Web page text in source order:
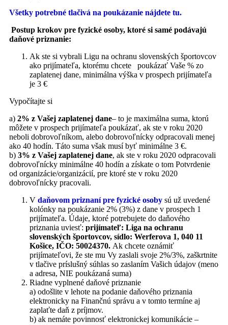
Všetky potrebné tlačivá na poukázanie nájdete tu.
Postup krokov pre fyzické osoby, ktoré si samé podávajú
daňové priznanie:
Ak ste si vybrali Ligu na ochranu slovenských športovcov
ako prijímateľa, ktorému chcete poukázať Vaše % zo
zaplatenej dane, minimálna výška v prospech prijímateľa
je 3 €
Vypočítajte si
a) 2% z Vašej zaplatenej dane– to je maximálna suma, ktorú
môžete v prospech prijímateľa poukázať, ak ste v roku 2020
neboli dobrovoľníkom, alebo dobrovoľnícky odpracovali menej
ako 40 hodín. Táto suma však musí byť minimálne 3 €.
b) 3% z Vašej zaplatenej dane, ak ste v roku 2020 odpracovali
dobrovoľnícky minimálne 40 hodín a získate o tom Potvrdenie
od organizácie/organizácií, pre ktoré ste v roku 2020
dobrovoľnícky pracovali.
V daňovom priznaní pre fyzické osoby sú už uvedené
kolónky na poukázanie 2% (3%) z dane v prospech 1
prijímateľa. Údaje, ktoré potrebujete do daňového
priznania uviesť: prijímateľ: Liga na ochranu
slovenských športovcov, sídlo: Werferova 1, 040 11
Košice, IČO: 50024370. Ak chcete oznámiť
prijímateľovi, že ste mu Vy zaslali svoje 2%/3%, zaškrtnite
v tlačive príslušný súhlas so zaslaním Vašich údajov (meno
a adresa, NIE poukázaná suma)
Riadne vyplnené daňové priznanie
a) odošlite v lehote na podanie daňového priznania
elektronicky na Finančnú správu a v tomto termíne aj
zaplaťte daň z príjmov.
b) ak nemáte povinnosť elektronickej komunikácie –